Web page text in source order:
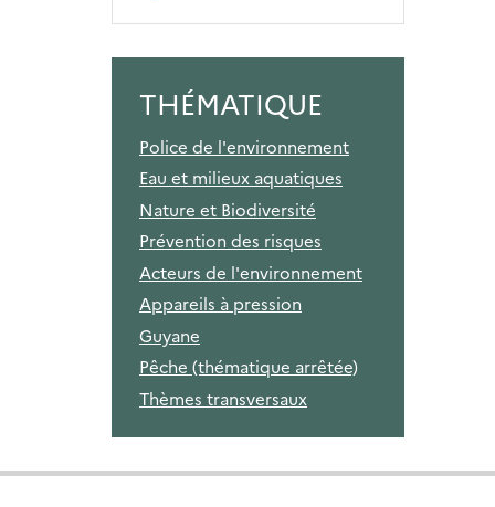
THÉMATIQUE
Police de l'environnement
Eau et milieux aquatiques
Nature et Biodiversité
Prévention des risques
Acteurs de l'environnement
Appareils à pression
Guyane
Pêche (thématique arrêtée)
Thèmes transversaux